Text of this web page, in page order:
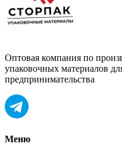
Оптовая компания по
упаковочных материалов
предпринимательства
Меню